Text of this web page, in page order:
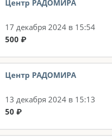
Центр РАДОМИРА
17 декабря 2024 в 15:54
500 ₽
Центр РАДОМИРА
13 декабря 2024 в 15:13
50 ₽